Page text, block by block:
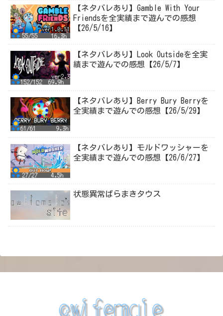
【ネタバレあり】Gamble With Your
Friendsを全実績まで遊んでの感想
【26/5/16】
【ネタバレあり】Look Outsideを全実
績まで遊んでの感想【26/5/7】
【ネタバレあり】Berry Bury Berryを
全実績まで遊んでの感想【26/5/29】
【ネタバレあり】モルドワッシャーを
全実績まで遊んでの感想【26/6/27】
状態異常ばらまきタウス